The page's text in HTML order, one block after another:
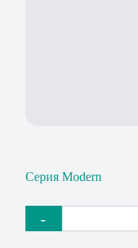
Серия Modern
-